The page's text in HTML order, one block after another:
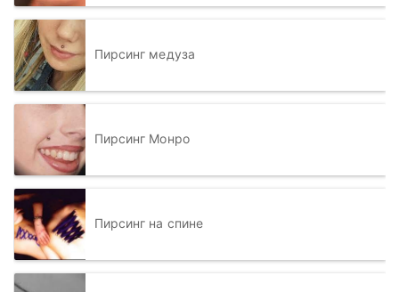
Пирсинг медуза
Пирсинг Монро
Пирсинг на спине